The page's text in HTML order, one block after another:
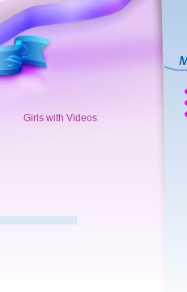
Girls with Videos